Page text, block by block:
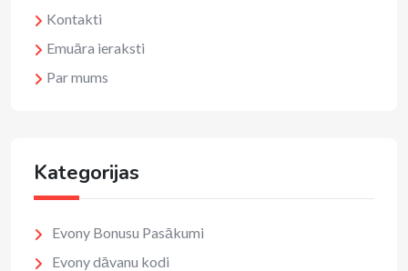
Kontakti
Emuāra ieraksti
Par mums
Kategorijas
Evony Bonusu Pasākumi
Evony dāvanu kodi